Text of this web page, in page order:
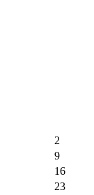
2
9
16
23